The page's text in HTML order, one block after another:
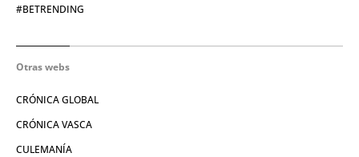
#BETRENDING
Otras webs
CRÓNICA GLOBAL
CRÓNICA VASCA
CULEMANÍA